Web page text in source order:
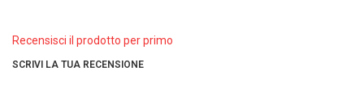
Recensisci il prodotto per primo
SCRIVI LA TUA RECENSIONE